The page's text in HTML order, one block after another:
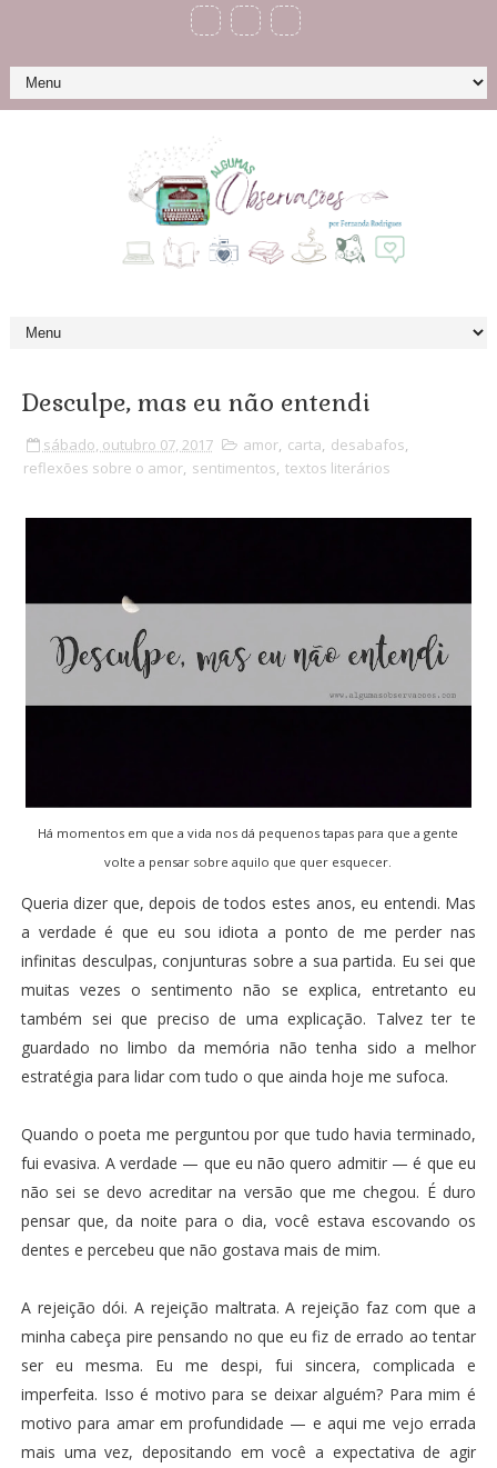
Desculpe, mas eu não entendi
sábado, outubro 07, 2017 amor, carta, desabafos,
reflexões sobre o amor, sentimentos, textos literários
Há momentos em que a vida nos dá pequenos tapas para que a gente
volte a pensar sobre aquilo que quer esquecer.
Queria dizer que, depois de todos estes anos, eu entendi. Mas
a verdade é que eu sou idiota a ponto de me perder nas
infinitas desculpas, conjunturas sobre a sua partida. Eu sei que
muitas vezes o sentimento não se explica, entretanto eu
também sei que preciso de uma explicação. Talvez ter te
guardado no limbo da memória não tenha sido a melhor
estratégia para lidar com tudo o que ainda hoje me sufoca.
Quando o poeta me perguntou por que tudo havia terminado,
fui evasiva. A verdade — que eu não quero admitir — é que eu
não sei se devo acreditar na versão que me chegou. É duro
pensar que, da noite para o dia, você estava escovando os
dentes e percebeu que não gostava mais de mim.
A rejeição dói. A rejeição maltrata. A rejeição faz com que a
minha cabeça pire pensando no que eu fiz de errado ao tentar
ser eu mesma. Eu me despi, fui sincera, complicada e
imperfeita. Isso é motivo para se deixar alguém? Para mim é
motivo para amar em profundidade — e aqui me vejo errada
mais uma vez, depositando em você a expectativa de agir